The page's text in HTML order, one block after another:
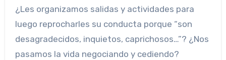
¿Les organizamos salidas y actividades para
luego reprocharles su conducta porque “son
desagradecidos, inquietos, caprichosos…”? ¿Nos
pasamos la vida negociando y cediendo?